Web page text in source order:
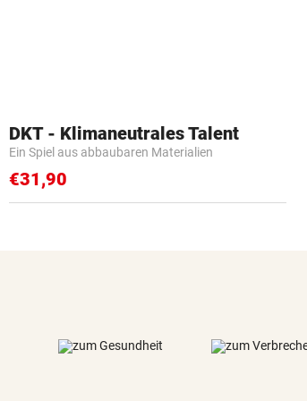
DKT - Klimaneutrales Talent
Ein Spiel aus abbaubaren Materialien
€31,90